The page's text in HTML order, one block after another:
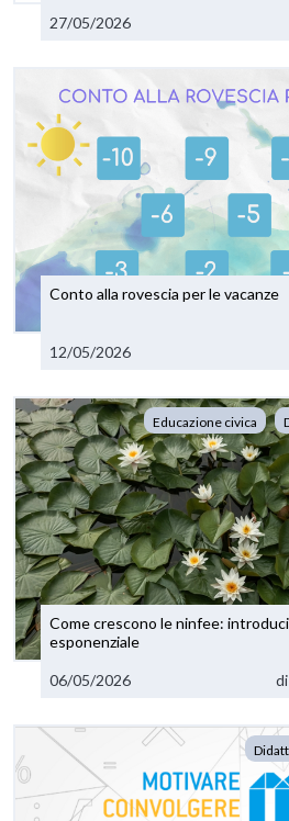
27/05/2026
Conto alla rovescia per le vacanze
12/05/2026
Educazione civica
Come crescono le ninfee:
esponenziale
06/05/2026 di